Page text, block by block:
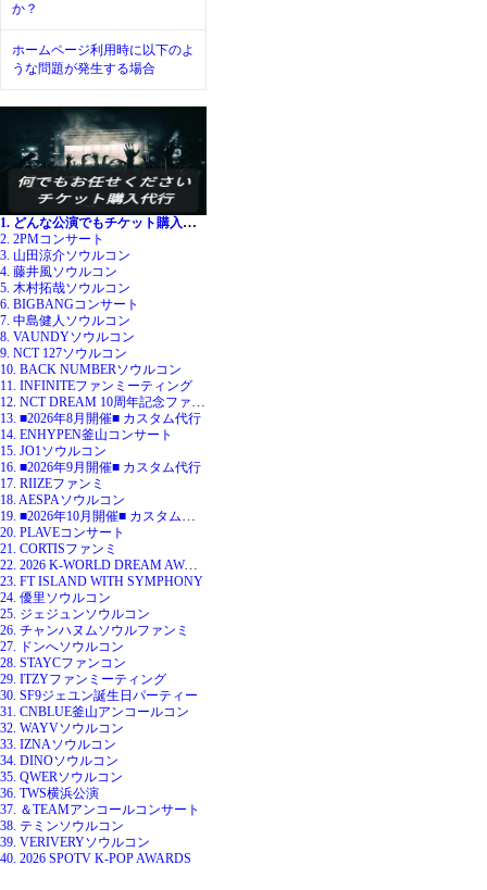
か？
ホームページ利用時に以下のよ
うな問題が発生する場合
1. どんな公演でもチケット購入代行
2. 2PMコンサート
3. 山田涼介ソウルコン
4. 藤井風ソウルコン
5. 木村拓哉ソウルコン
6. BIGBANGコンサート
7. 中島健人ソウルコン
8. VAUNDYソウルコン
9. NCT 127ソウルコン
10. BACK NUMBERソウルコン
11. INFINITEファンミーティング
12. NCT DREAM 10周年記念ファンミ
13. ■2026年8月開催■ カスタム代行
14. ENHYPEN釜山コンサート
15. JO1ソウルコン
16. ■2026年9月開催■ カスタム代行
17. RIIZEファンミ
18. AESPAソウルコン
19. ■2026年10月開催■ カスタム代行
20. PLAVEコンサート
21. CORTISファンミ
22. 2026 K-WORLD DREAM AWARDS
23. FT ISLAND WITH SYMPHONY
24. 優里ソウルコン
25. ジェジュンソウルコン
26. チャンハヌムソウルファンミ
27. ドンへソウルコン
28. STAYCファンコン
29. ITZYファンミーティング
30. SF9ジェユン誕生日パーティー
31. CNBLUE釜山アンコールコン
32. WAYVソウルコン
33. IZNAソウルコン
34. DINOソウルコン
35. QWERソウルコン
36. TWS横浜公演
37. ＆TEAMアンコールコンサート
38. テミンソウルコン
39. VERIVERYソウルコン
40. 2026 SPOTV K-POP AWARDS